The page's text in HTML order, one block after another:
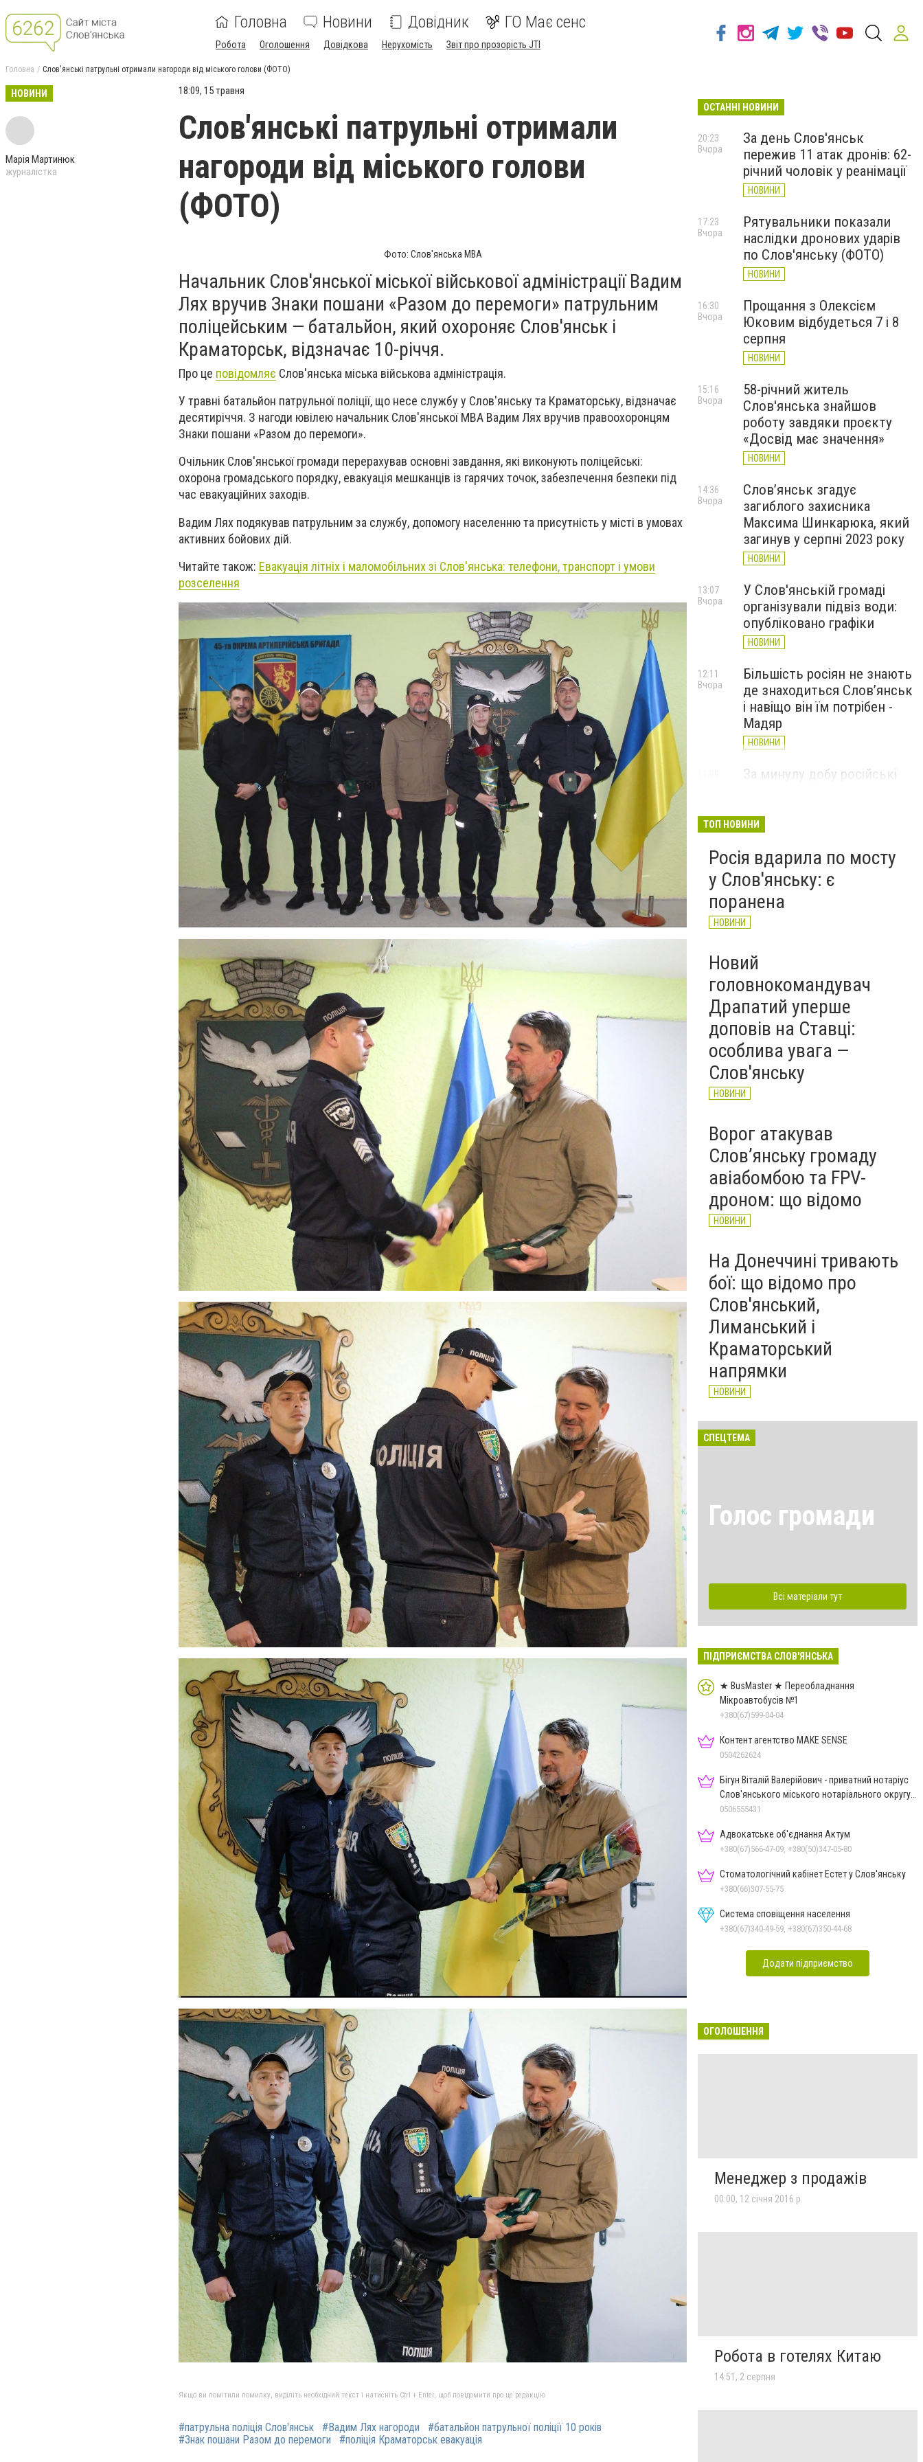
Головна Новини Довідник ГО Має сенс
Робота Оголошення Довідкова Нерухомість Звіт про прозорість JTI
Головна Слов'янські патрульні отримали нагороди від міського голови (ФОТО)
НОВИНИ
Марія Мартинюк
журналістка
18:09, 15 травня
Слов'янські патрульні отримали
нагороди від міського голови
(ФОТО)
Фото: Слов'янська МВА
Начальник Слов'янської міської військової адміністрації Вадим
Лях вручив Знаки пошани «Разом до перемоги» патрульним
поліцейським — батальйон, який охороняє Слов'янськ і
Краматорськ, відзначає 10-річчя.
Про це повідомляє Слов'янська міська військова адміністрація.
У травні батальйон патрульної поліції, що несе службу у Слов'янську та Краматорську, відзначає
десятиріччя. З нагоди ювілею начальник Слов'янської МВА Вадим Лях вручив правоохоронцям
Знаки пошани «Разом до перемоги».
Очільник Слов'янської громади перерахував основні завдання, які виконують поліцейські:
охорона громадського порядку, евакуація мешканців із гарячих точок, забезпечення безпеки під
час евакуаційних заходів.
Вадим Лях подякував патрульним за службу, допомогу населенню та присутність у місті в умовах
активних бойових дій.
Читайте також: Евакуація літніх і маломобільних зі Слов'янська: телефони, транспорт і умови
розселення
Якщо ви помітили помилку, виділіть необхідний текст і натисніть Ctrl + Enter, щоб повідомити про це редакцію
#патрульна поліція Слов'янськ #Вадим Лях нагороди
#батальйон патрульної поліції 10 років
#Знак пошани Разом до перемоги
#поліція Краматорськ евакуація
ОСТАННІ НОВИНИ
За день Слов'янськ
пережив 11 атак дронів: 62-
річний чоловік у реанімації
НОВИНИ
20:23
Вчора
Рятувальники показали
наслідки дронових ударів
по Слов'янську (ФОТО)
НОВИНИ
17:23
Вчора
Прощання з Олексієм
Юковим відбудеться 7 і 8
серпня
НОВИНИ
16:30
Вчора
58-річний житель
Слов'янська знайшов
роботу завдяки проєкту
«Досвід має значення»
НОВИНИ
15:16
Вчора
Слов’янськ згадує
загиблого захисника
Максима Шинкарюка, який
загинув у серпні 2023 року
НОВИНИ
14:36
Вчора
У Слов'янській громаді
організували підвіз води:
опубліковано графіки
НОВИНИ
13:07
Вчора
Більшість росіян не знають
де знаходиться Слов’янськ
і навіщо він їм потрібен -
Мадяр
НОВИНИ
12:11
Вчора
За минулу добу російські
великої війни: 6 серпня
ТОП НОВИНИ
Росія вдарила по мосту
у Слов'янську: є
поранена
НОВИНИ
Новий
головнокомандувач
Драпатий уперше
доповів на Ставці:
особлива увага —
Слов'янську
НОВИНИ
Ворог атакував
Слов’янську громаду
авіабомбою та FPV-
дроном: що відомо
НОВИНИ
На Донеччині тривають
бої: що відомо про
Слов'янський,
Лиманський і
Краматорський
напрямки
НОВИНИ
СПЕЦТЕМА
Голос громади
Всі матеріали тут
ПІДПРИЄМСТВА СЛОВ'ЯНСЬКА
★ BusMaster ★ Переобладнання
Мікроавтобусів №1
+380(67)599-04-04
Контент агентство MAKE SENSE
0504262624
Бігун Віталій Валерійович - приватний нотаріус
Слов'янського міського нотаріального округу
Дон.обл.
0506555431
Адвокатське об'єднання Актум
+380(67)566-47-09, +380(50)347-05-80
Стоматологічний кабінет Естет у Слов'янську
+380(66)307-55-75
Система сповіщення населення
+380(67)340-49-59, +380(67)350-44-68
Додати підприємство
ОГОЛОШЕННЯ
Менеджер з продажів
00:00, 12 січня 2016 р.
Робота в готелях Китаю
14:51, 2 серпня